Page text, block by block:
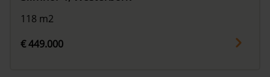
118 m2
€ 449.000